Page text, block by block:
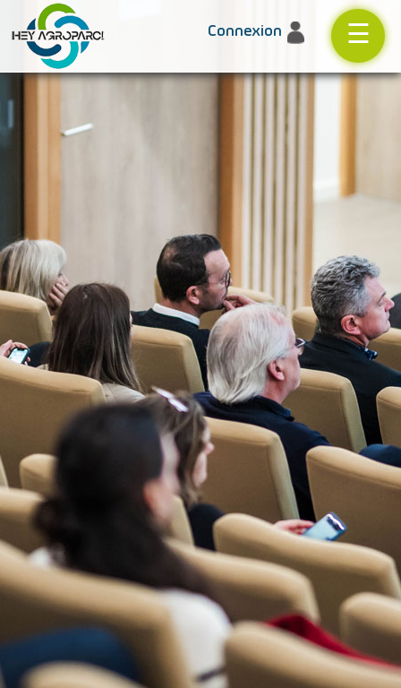
☰
Connexion